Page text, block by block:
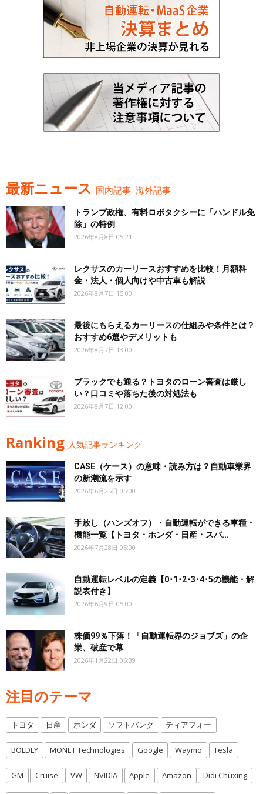
最新ニュース 国内記事 海外記事
トランプ政権、有料ロボタクシーに「ハンドル免
除」の特例
2026年8月8日 05:21
レクサスのカーリースおすすめを比較！月額料
金・法人・個人向けや中古車も解説
2026年8月7日 15:00
最後にもらえるカーリースの仕組みや条件とは？
おすすめ6選やデメリットも
2026年8月7日 13:00
ブラックでも通る？トヨタのローン審査は厳し
い？口コミや落ちた後の対処法も
2026年8月7日 12:00
Ranking 人気記事ランキング
CASE（ケース）の意味・読み方は？自動車業界
の新潮流を示す
2026年6月25日 05:00
手放し（ハンズオフ）・自動運転ができる車種・
機能一覧【トヨタ・ホンダ・日産・スバ...
2026年7月28日 05:00
自動運転レベルの定義【0･1･2･3･4･5の機能・解
説表付き】
2026年6月9日 05:00
株価99％下落！「自動運転界のジョブズ」の企
業、破産で幕
2026年1月22日 06:39
注目のテーマ
トヨタ 日産 ホンダ ソフトバンク ティアフォー
BOLDLY MONET Technologies Google Waymo Tesla
GM Cruise VW NVIDIA Apple Amazon Didi Chuxing